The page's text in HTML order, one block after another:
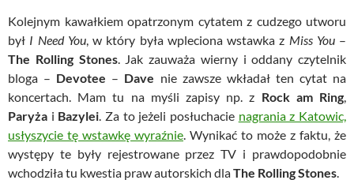
Kolejnym kawałkiem opatrzonym cytatem z cudzego utworu
był I Need You, w który była wpleciona wstawka z Miss You–
The Rolling Stones. Jak zauważa wierny i oddany czytelnik
bloga – Devotee – Dave nie zawsze wkładał ten cytat na
koncertach. Mam tu na myśli zapisy np. z Rock am Ring,
Paryża i Bazylei. Za to jeżeli posłuchacie nagrania z Katowic,
usłyszycie tę wstawkę wyraźnie. Wynikać to może z faktu, że
występy te były rejestrowane przez TV i prawdopodobnie
wchodziła tu kwestia praw autorskich dlaThe Rolling Stones.